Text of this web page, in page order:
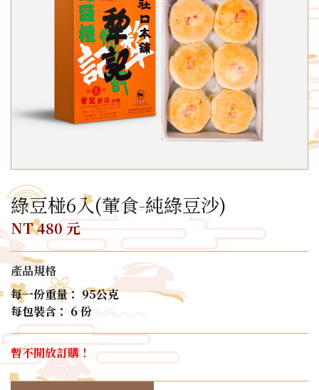
綠豆椪6入(葷食-純綠豆沙)
NT 480 元
產品規格
每一份重量： 95公克
每包裝含： 6 份
暫不開放訂購！